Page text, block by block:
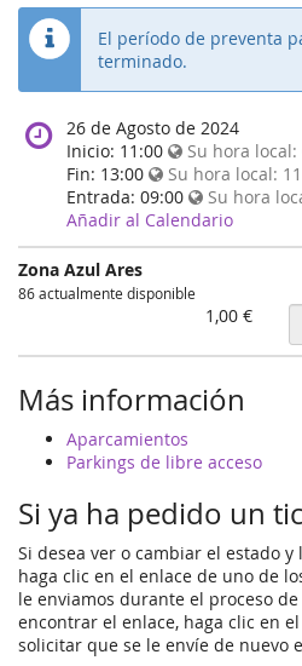
El período de preventa
terminado.
When
does
the
event
happen?
26 de Agosto de 2024
Inicio: 11:00 Su hora local:
Fin: 13:00 Su hora local:
Entrada: 09:00 Su hora
Añadir al Calendario
Zona Azul Ares
86 actualmente disponible
1,00 €
Más información
Aparcamientos
Parkings de libre acceso
Si ya ha pedido un
Si desea ver o cambiar el estado
haga clic en el enlace de uno de
le enviamos durante el proceso
encontrar el enlace, haga clic en
solicitar que se le envíe de nuevo